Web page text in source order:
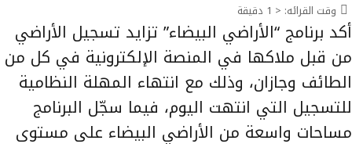
وقت القرائه: < 1 دقيقة
أكد برنامج “الأراضي البيضاء” تزايد تسجيل الأراضي
من قبل ملاكها في المنصة الإلكترونية في كل من
الطائف وجازان، وذلك مع انتهاء المهلة النظامية
للتسجيل التي انتهت اليوم، فيما سجّل البرنامج
مساحات واسعة من الأراضي البيضاء على مستوى